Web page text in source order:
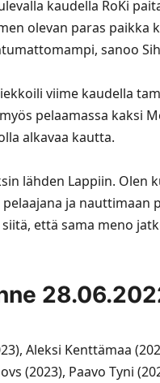
kaudella RoKi
olevan paras
sanoo
viime kaudella
pelaamassa kaksi
alkavaa kautta.
lähden Lappiin. Olen
ja nauttimaan
että sama meno
Aleksi Kenttämaa
(2023), Paavo Tyni